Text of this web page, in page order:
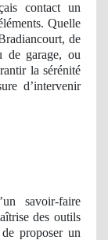
contact un
Quelle
de
de garage, ou
la sérénité
d’intervenir
savoir-faire
des outils
proposer un